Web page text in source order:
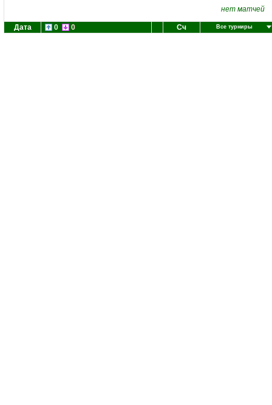
нет матчей
Дата 0 0 Сч Все турниры